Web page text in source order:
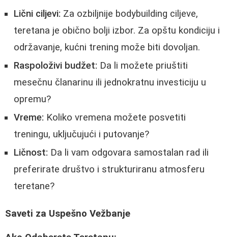
Lični ciljevi: Za ozbiljnije bodybuilding ciljeve,
teretana je obično bolji izbor. Za opštu kondiciju i
održavanje, kućni trening može biti dovoljan.
Raspoloživi budžet: Da li možete priuštiti
mesečnu članarinu ili jednokratnu investiciju u
opremu?
Vreme: Koliko vremena možete posvetiti
treningu, uključujući i putovanje?
Ličnost: Da li vam odgovara samostalan rad ili
preferirate društvo i strukturiranu atmosferu
teretane?
Saveti za Uspešno Vežbanje